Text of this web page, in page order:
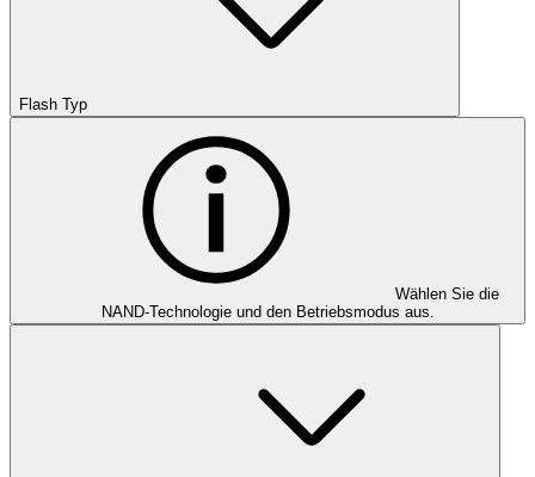
Flash Typ
Wählen Sie die
NAND-Technologie und den Betriebsmodus aus.